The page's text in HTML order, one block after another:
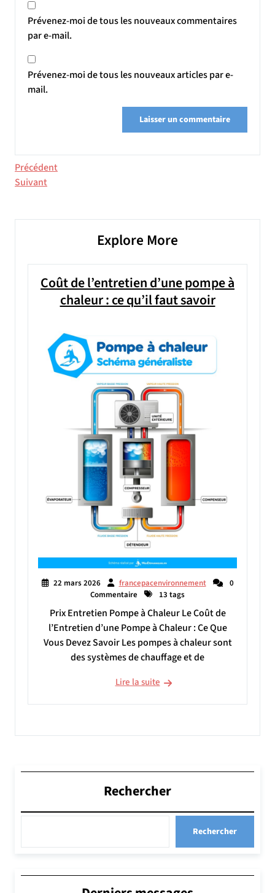
Prévenez-moi de tous les nouveaux commentaires
par e-mail.
Prévenez-moi de tous les nouveaux articles par e-
mail.
Navigation
de
Article
précédent
Précédent
Article
Suivant
Explore More
Coût de l’entretien d’une pompe à
chaleur : ce qu’il faut savoir
22 mars 2026 francepacenvironnement
0
Commentaire
13 tags
Prix Entretien Pompe à Chaleur Le Coût de
l’Entretien d’une Pompe à Chaleur : Ce Que
Vous Devez Savoir Les pompes à chaleur sont
des systèmes de chauffage et de
Lire la suite
Rechercher
Rechercher